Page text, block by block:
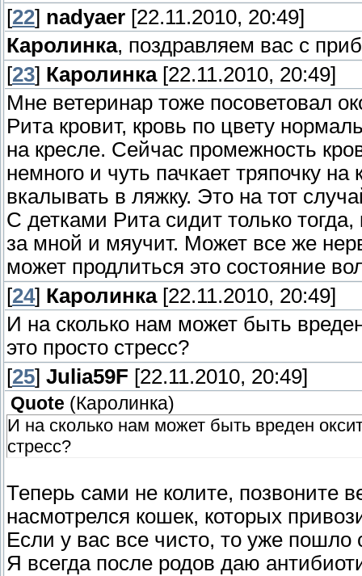
[22] nadyaer [22.11.2010, 20:49]
Каролинка, поздравляем вас с
[23] Каролинка[22.11.2010, 20:49]
Мне ветеринар тоже посоветовал
Рита кровит, кровь по цвету
на кресле. Сейчас промежность
немного и чуть пачкает тряпочку
вкалывать в ляжку. Это на тот
С детками Рита сидит только
за мной и мяучит. Может все же
может продлиться это состояние
[24] Каролинка[22.11.2010, 20:49]
И на сколько нам может быть
это просто стресс?
[25] Julia59F [22.11.2010, 20:49]
Quote (Каролинка)
И на сколько нам может быть вреден
стресс?
Теперь сами не колите, позвоните
насмотрелся кошек, которых
Если у вас все чисто, то уже пошло
Я всегда после родов даю